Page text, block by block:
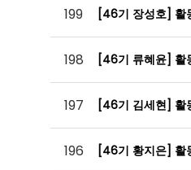
199 [46기 장성호] 활
198 [46기 류혜윤] 활
197 [46기 김세현] 활
196 [46기 황지은] 활